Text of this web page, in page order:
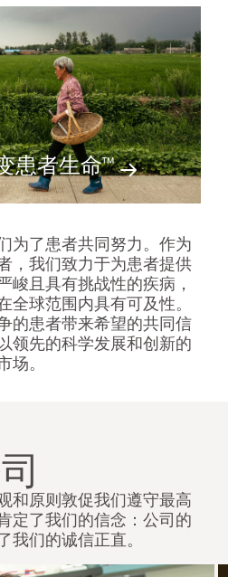
患者生命™
为了患者共同努力。作为
，我们致力于为患者提供
峻且具有挑战性的疾病，
全球范围内具有可及性。
的患者带来希望的共同信
领先的科学发展和创新的
场。
和原则敦促我们遵守最高
定了我们的信念：公司的
我们的诚信正直。